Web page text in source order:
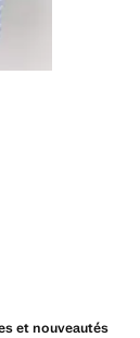
et nouveautés